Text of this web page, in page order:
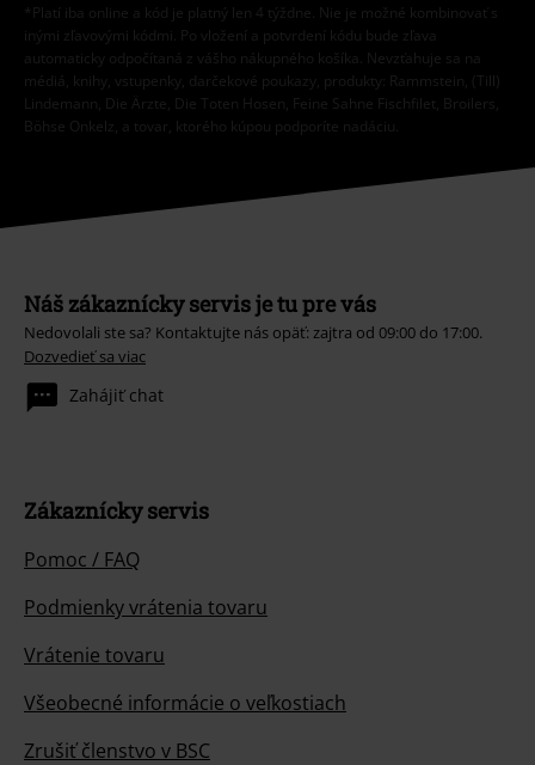
*Platí iba online a kód je platný len 4 týždne. Nie je možné kombinovať s
inými zľavovými kódmi. Po vložení a potvrdení kódu bude zľava
automaticky odpočítaná z vášho nákupného košíka. Nevzťahuje sa na
médiá, knihy, vstupenky, darčekové poukazy, produkty: Rammstein, (Till)
Lindemann, Die Ärzte, Die Toten Hosen, Feine Sahne Fischfilet, Broilers,
Böhse Onkelz, a tovar, ktorého kúpou podporíte nadáciu.
Náš zákaznícky servis je tu pre vás
Nedovolali ste sa? Kontaktujte nás opäť: zajtra od 09:00 do 17:00.
Dozvedieť sa viac
Zahájiť chat
Zákaznícky servis
Pomoc / FAQ
Podmienky vrátenia tovaru
Vrátenie tovaru
Všeobecné informácie o veľkostiach
Zrušiť členstvo v BSC